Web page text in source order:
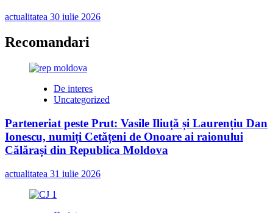
actualitatea 30 iulie 2026
Recomandari
De interes
Uncategorized
Parteneriat peste Prut: Vasile Iliuță și Laurențiu Dan
Ionescu, numiți Cetățeni de Onoare ai raionului
Călărași din Republica Moldova
actualitatea 31 iulie 2026